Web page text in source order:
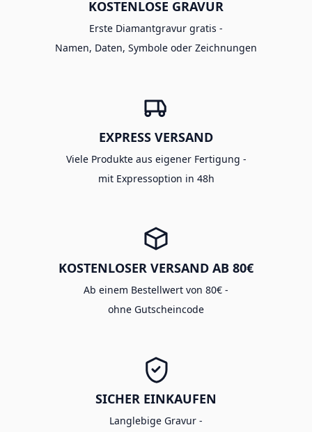
KOSTENLOSE GRAVUR
Erste Diamantgravur gratis -
Namen, Daten, Symbole oder Zeichnungen
EXPRESS VERSAND
Viele Produkte aus eigener Fertigung -
mit Expressoption in 48h
KOSTENLOSER VERSAND AB 80€
Ab einem Bestellwert von 80€ -
ohne Gutscheincode
SICHER EINKAUFEN
Langlebige Gravur -